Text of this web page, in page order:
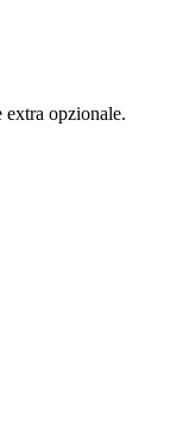
opzionale.